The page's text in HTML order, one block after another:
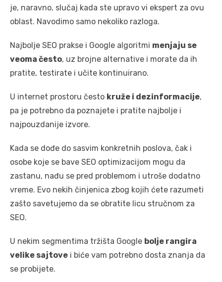
je, naravno, slučaj kada ste upravo vi ekspert za ovu
oblast. Navodimo samo nekoliko razloga.
Najbolje SEO prakse i Google algoritmi menjaju se
veoma često, uz brojne alternative i morate da ih
pratite, testirate i učite kontinuirano.
U internet prostoru često kruže i dezinformacije,
pa je potrebno da poznajete i pratite najbolje i
najpouzdanije izvore.
Kada se dođe do sasvim konkretnih poslova, čak i
osobe koje se bave SEO optimizacijom mogu da
zastanu, nađu se pred problemom i utroše dodatno
vreme. Evo nekih činjenica zbog kojih ćete razumeti
zašto savetujemo da se obratite licu stručnom za
SEO.
U nekim segmentima tržišta Google bolje rangira
velike sajtove i biće vam potrebno dosta znanja da
se probijete.